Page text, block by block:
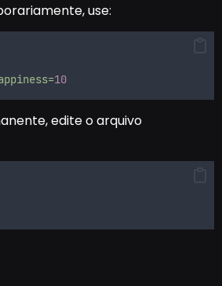
use:
10
edite o arquivo